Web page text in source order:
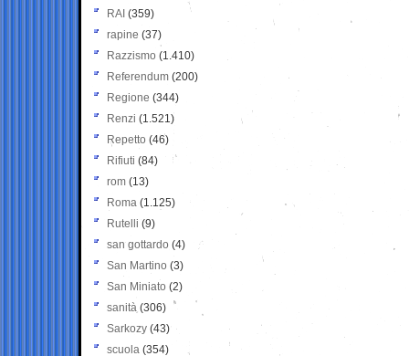
RAI (359)
rapine (37)
Razzismo (1.410)
Referendum (200)
Regione (344)
Renzi (1.521)
Repetto (46)
Rifiuti (84)
rom (13)
Roma (1.125)
Rutelli (9)
san gottardo (4)
San Martino (3)
San Miniato (2)
sanità (306)
Sarkozy (43)
scuola (354)